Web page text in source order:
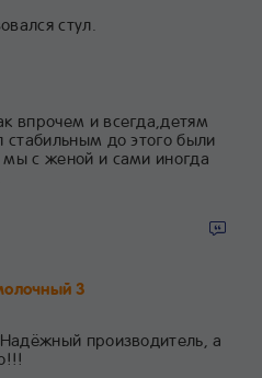
стул.
впрочем и всегда,детям
стабильным до этого были
с женой и сами иногда
3
производитель, а